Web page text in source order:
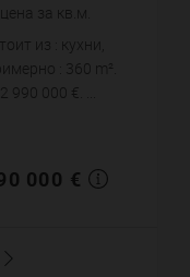
цена за кв.м.
из : кухни,
: 360 m².
000 €. ...
000 €